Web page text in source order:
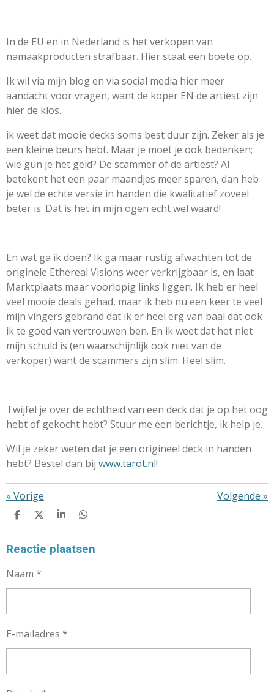
In de EU en in Nederland is het verkopen van
namaakproducten strafbaar. Hier staat een boete op.
Ik wil via mijn blog en via social media hier meer
aandacht voor vragen, want de koper EN de artiest zijn
hier de klos.
ik weet dat mooie decks soms best duur zijn. Zeker als je
een kleine beurs hebt. Maar je moet je ook bedenken;
wie gun je het geld? De scammer of de artiest? Al
betekent het een paar maandjes meer sparen, dan heb
je wel de echte versie in handen die kwalitatief zoveel
beter is. Dat is het in mijn ogen echt wel waard!
En wat ga ik doen? Ik ga maar rustig afwachten tot de
originele Ethereal Visions weer verkrijgbaar is, en laat
Marktplaats maar voorlopig links liggen. Ik heb er heel
veel mooie deals gehad, maar ik heb nu een keer te veel
mijn vingers gebrand dat ik er heel erg van baal dat ook
ik te goed van vertrouwen ben. En ik weet dat het niet
mijn schuld is (en waarschijnlijk ook niet van de
verkoper) want de scammers zijn slim. Heel slim.
Twijfel je over de echtheid van een deck dat je op het oog
hebt of gekocht hebt? Stuur me een berichtje, ik help je.
Wil je zeker weten dat je een origineel deck in handen
hebt? Bestel dan bij www.tarot.nl!
«Vorige Volgende »
D
E
D
L
S
R
D
E
Reactie plaatsen
Naam *
E-mailadres *